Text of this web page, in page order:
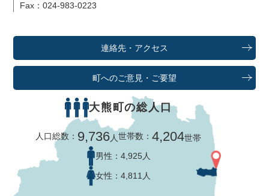
Fax：024-983-0223
連絡先・アクセス
町へのご意見・ご要望
大熊町の総人口
人口総数： 9,736人世帯数：4,204世帯
男性： 4,925人
女性： 4,811人